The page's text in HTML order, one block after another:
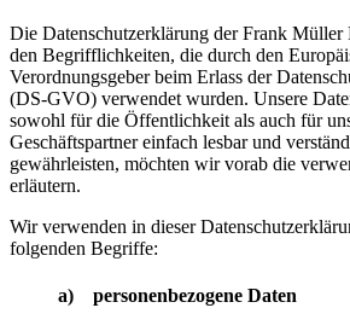
Die Datenschutzerklärung der Frank Müller
den Begrifflichkeiten, die durch den
Verordnungsgeber beim Erlass der
(DS-GVO) verwendet wurden. Unsere
sowohl für die Öffentlichkeit als auch für
Geschäftspartner einfach lesbar und
gewährleisten, möchten wir vorab die
erläutern.
Wir verwenden in dieser
folgenden Begriffe:
a) personenbezogene Daten